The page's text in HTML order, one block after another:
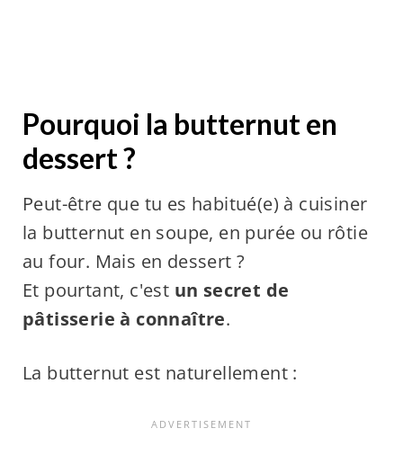
Pourquoi la butternut en
dessert ?
Peut-être que tu es habitué(e) à cuisiner
la butternut en soupe, en purée ou rôtie
au four. Mais en dessert ?
Et pourtant, c'est un secret de
pâtisserie à connaître.
La butternut est naturellement :